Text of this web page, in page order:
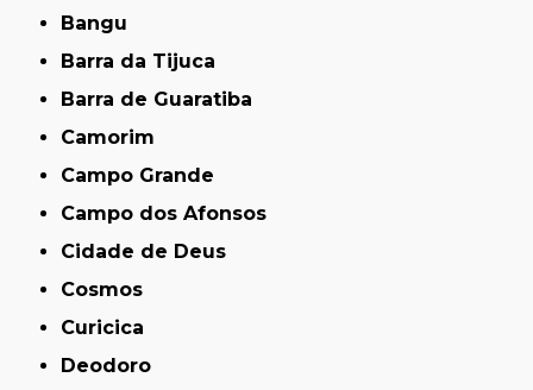
Bangu
Barra da Tijuca
Barra de Guaratiba
Camorim
Campo Grande
Campo dos Afonsos
Cidade de Deus
Cosmos
Curicica
Deodoro